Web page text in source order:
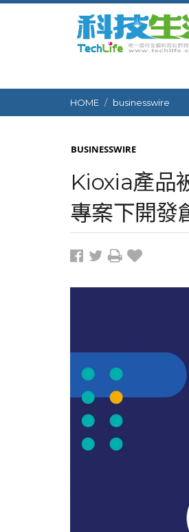
HOME businesswire
BUSINESSWIRE
Kioxia產品
專案下開發